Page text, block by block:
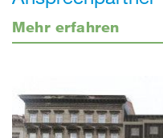
Mehr erfahren